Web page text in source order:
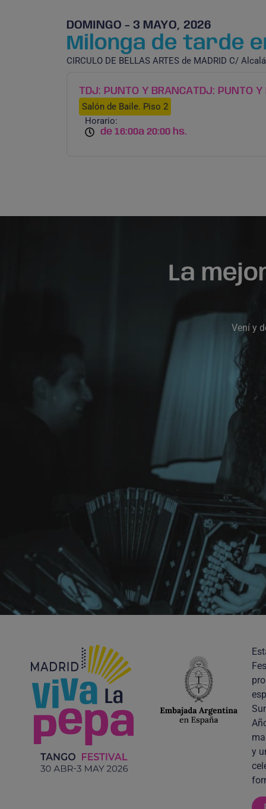
DOMINGO - 3 MAYO, 2026
Milonga de tarde
CIRCULO DE BELLAS ARTES de MADRID C/
TDJ: PUNTO Y BRANCATDJ: PUNTO Y
Salón de Baile. Piso 2
Horario:
de 16:00a 20:00 hs.
La
Vení y
y